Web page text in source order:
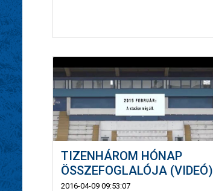
TIZENHÁROM HÓNAP
ÖSSZEFOGLALÓJA (VIDEÓ)
2016-04-09 09:53:07